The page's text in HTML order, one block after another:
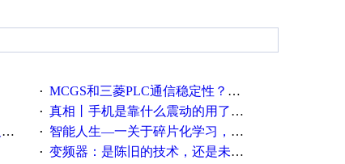
· MCGS和三菱PLC通信稳定性？？？
· 真相丨手机是靠什么震动的用了这么多年才知道！
· 智能人生—一关于碎片化学习，看这一篇就够了！
· 变频器：是陈旧的技术，还是未来的幕后英雄？